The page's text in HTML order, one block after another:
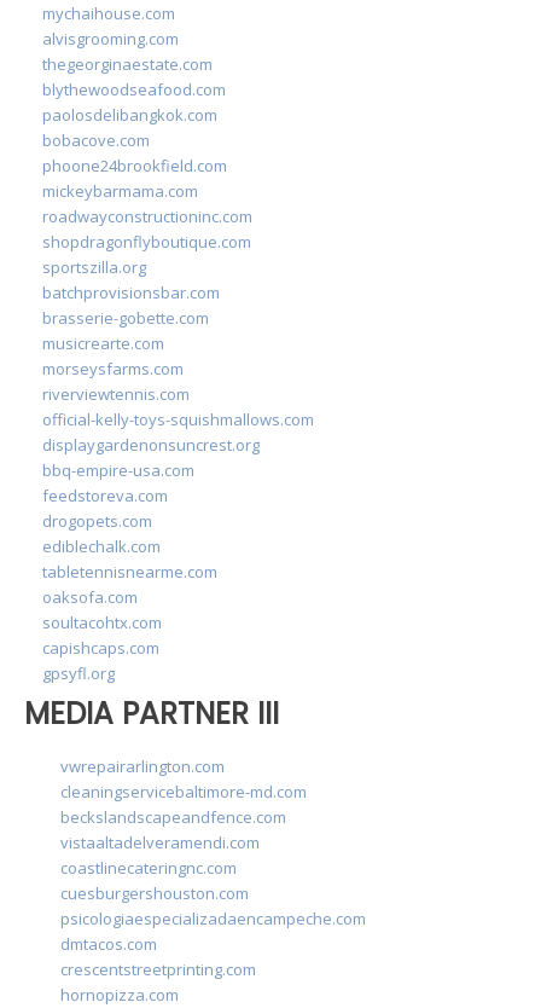
mychaihouse.com
alvisgrooming.com
thegeorginaestate.com
blythewoodseafood.com
paolosdelibangkok.com
bobacove.com
phoone24brookfield.com
mickeybarmama.com
roadwayconstructioninc.com
shopdragonflyboutique.com
sportszilla.org
batchprovisionsbar.com
brasserie-gobette.com
musicrearte.com
morseysfarms.com
riverviewtennis.com
official-kelly-toys-squishmallows.com
displaygardenonsuncrest.org
bbq-empire-usa.com
feedstoreva.com
drogopets.com
ediblechalk.com
tabletennisnearme.com
oaksofa.com
soultacohtx.com
capishcaps.com
gpsyfl.org
MEDIA PARTNER III
vwrepairarlington.com
cleaningservicebaltimore-md.com
beckslandscapeandfence.com
vistaaltadelveramendi.com
coastlinecateringnc.com
cuesburgershouston.com
psicologiaespecializadaencampeche.com
dmtacos.com
crescentstreetprinting.com
hornopizza.com